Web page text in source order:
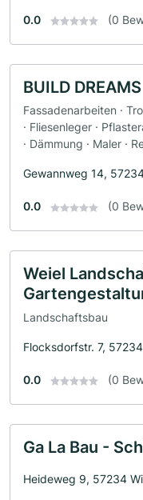
0.0 (0
BUILD DREAMS
Fassadenarbeiten ·
· Fliesenleger ·
· Dämmung · Maler ·
Gewannweg 14,
0.0 (0
Weiel
Landschaftsbau
Flocksdorfstr. 7,
0.0 (0
Ga La Bau -
Heideweg 9, 57234